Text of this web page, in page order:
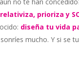
prioriza y
diseña tu vida
mucho. Y si se